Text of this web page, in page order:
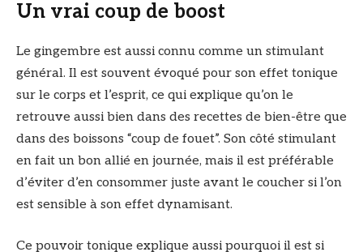
Un vrai coup de boost
Le gingembre est aussi connu comme un stimulant
général. Il est souvent évoqué pour son effet tonique
sur le corps et l’esprit, ce qui explique qu’on le
retrouve aussi bien dans des recettes de bien-être que
dans des boissons “coup de fouet”. Son côté stimulant
en fait un bon allié en journée, mais il est préférable
d’éviter d’en consommer juste avant le coucher si l’on
est sensible à son effet dynamisant.
Ce pouvoir tonique explique aussi pourquoi il est si